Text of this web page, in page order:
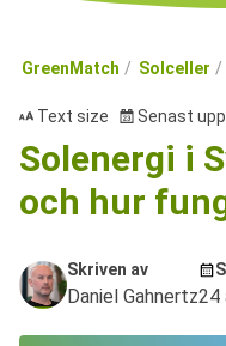
GreenMatch Solceller
Text size Senast
Solenergi i
och hur
Skriven av
Daniel Gahnertz24